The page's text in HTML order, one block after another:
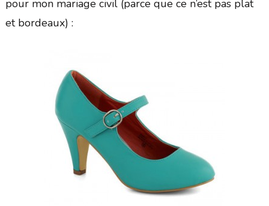
pour mon mariage civil (parce que ce n’est pas plat
et bordeaux) :